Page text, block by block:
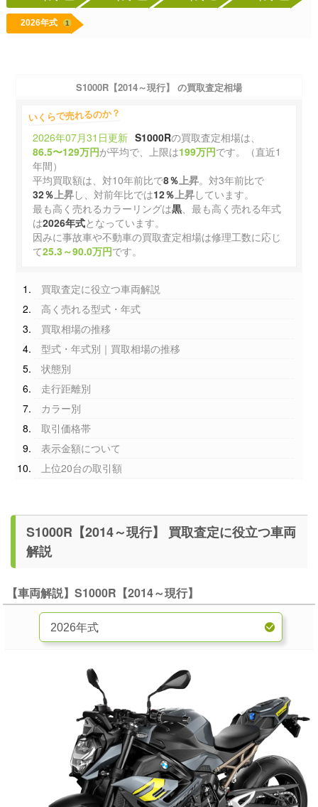
2026年式 1
S1000R【2014～現行】 の買取査定相場
いくらで売れるのか？
2026年07月31日更新 S1000Rの買取査定相場は、
86.5〜129万円が平均で、上限は199万円です。（直近1
年間）
平均買取額は、対10年前比で8％上昇。対3年前比で
32％上昇し、対前年比では12％上昇しています。
最も高く売れるカラーリングは黒、最も高く売れる年式
は2026年式となっています。
因みに事故車や不動車の買取査定相場は修理工数に応じ
て25.3～90.0万円です。
買取査定に役立つ車両解説
高く売れる型式・年式
買取相場の推移
型式・年式別｜買取相場の推移
状態別
走行距離別
カラー別
取引価格帯
表示金額について
上位20台の取引額
S1000R【2014～現行】 買取査定に役立つ車両
解説
【車両解説】S1000R【2014～現行】